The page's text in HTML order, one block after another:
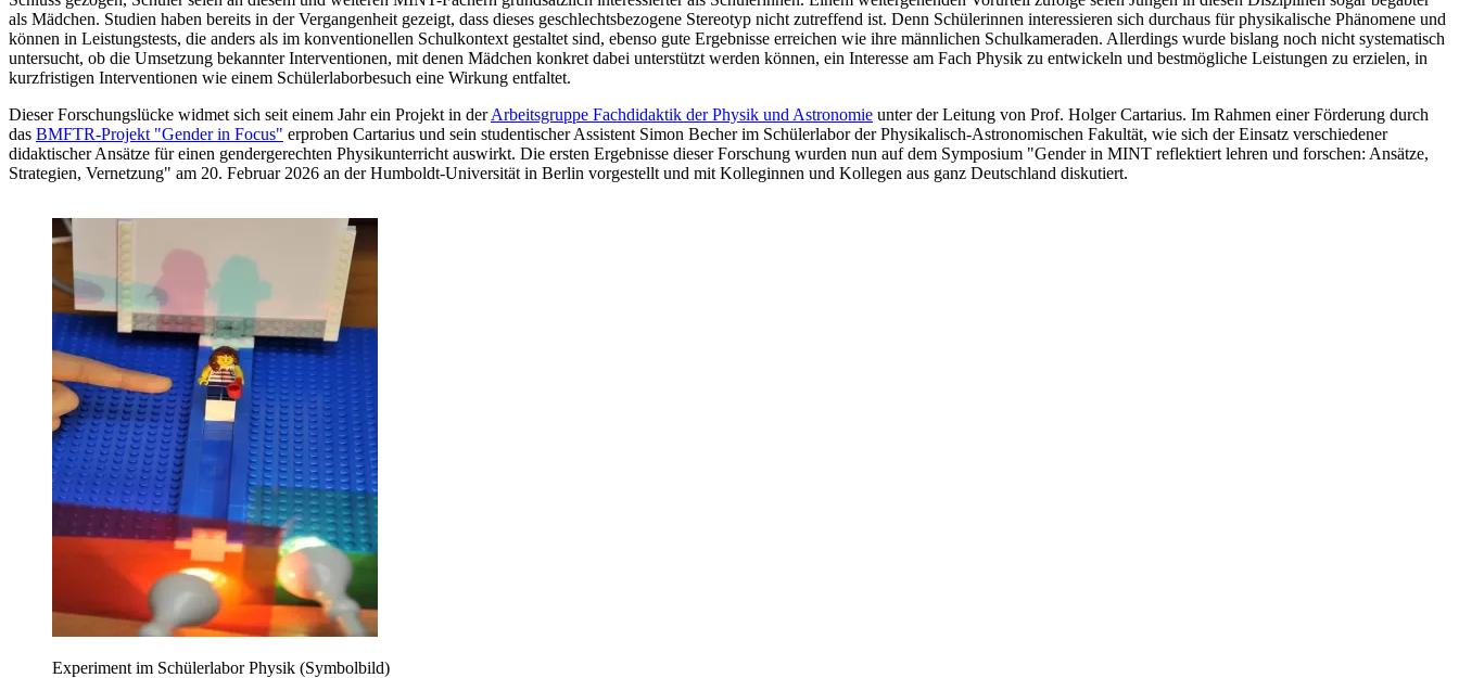
als Mädchen. Studien haben bereits in der Vergangenheit gezeigt, dass dieses geschlechtsbezogene Stereotyp nicht zutreffend ist. Denn Schülerinnen interessieren sich durchaus für physikalische Phänomene und
können in Leistungstests, die anders als im konventionellen Schulkontext gestaltet sind, ebenso gute Ergebnisse erreichen wie ihre männlichen Schulkameraden. Allerdings wurde bislang noch nicht systematisch
untersucht, ob die Umsetzung bekannter Interventionen, mit denen Mädchen konkret dabei unterstützt werden können, ein Interesse am Fach Physik zu entwickeln und bestmögliche Leistungen zu erzielen, in
kurzfristigen Interventionen wie einem Schülerlaborbesuch eine Wirkung entfaltet.
Dieser Forschungslücke widmet sich seit einem Jahr ein Projekt in derArbeitsgruppe Fachdidaktik der Physik und Astronomie unter der Leitung von Prof. Holger Cartarius. Im Rahmen einer Förderung durch
das BMFTR-Projekt "Gender in Focus" erproben Cartarius und sein studentischer Assistent Simon Becher im Schülerlabor der Physikalisch-Astronomischen Fakultät, wie sich der Einsatz verschiedener
didaktischer Ansätze für einen gendergerechten Physikunterricht auswirkt. Die ersten Ergebnisse dieser Forschung wurden nun auf dem Symposium "Gender in MINT reflektiert lehren und forschen: Ansätze,
Strategien, Vernetzung" am 20. Februar 2026 an der Humboldt-Universität in Berlin vorgestellt und mit Kolleginnen und Kollegen aus ganz Deutschland diskutiert.
Experiment im Schülerlabor Physik (Symbolbild)